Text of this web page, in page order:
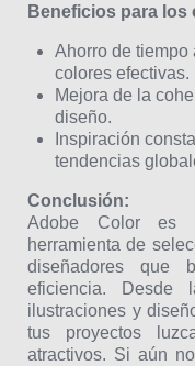
Beneficios para los
Ahorro de tiempo
colores efectivas.
Mejora de la
diseño.
Inspiración
tendencias
Conclusión:
Adobe Color es
herramienta de
diseñadores que
eficiencia. Desde
ilustraciones y
tus proyectos
atractivos. Si aún